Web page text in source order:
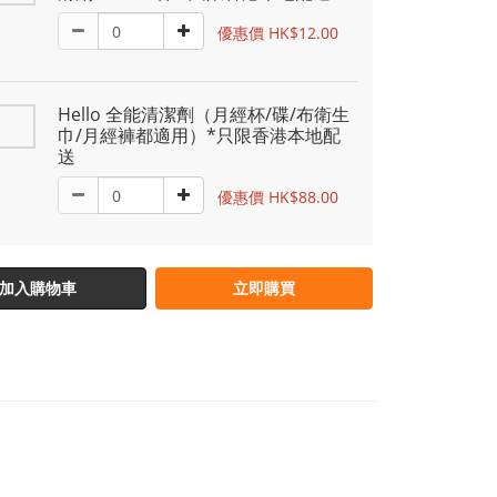
優惠價 HK$12.00
Hello 全能清潔劑（月經杯/碟/布衛生
巾/月經褲都適用）*只限香港本地配
送
優惠價 HK$88.00
加入購物車 立即購買